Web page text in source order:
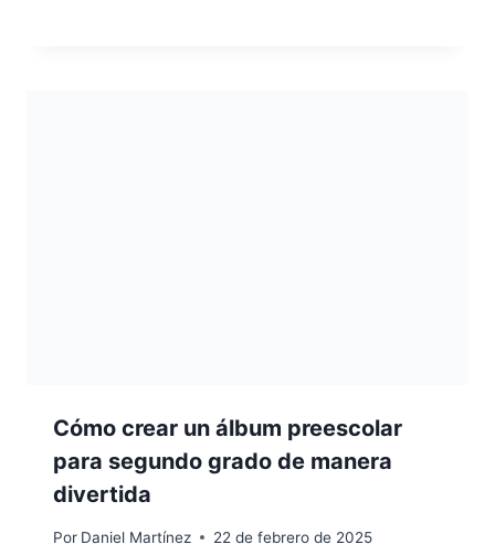
Cómo crear un álbum preescolar
para segundo grado de manera
divertida
Por Daniel Martínez 22 de febrero de 2025